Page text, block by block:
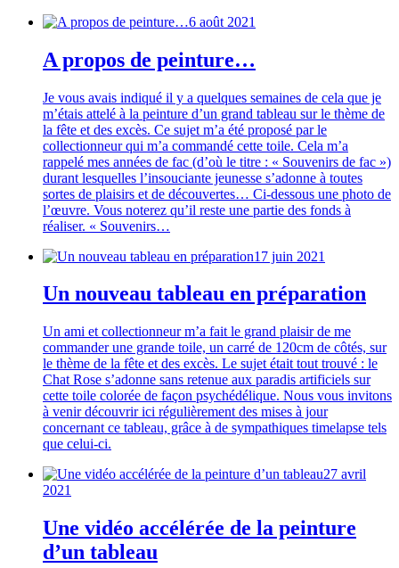
6 août 2021
A propos de peinture…
Je vous avais indiqué il y a quelques semaines de cela que je
m’étais attelé à la peinture d’un grand tableau sur le thème de
la fête et des excès. Ce sujet m’a été proposé par le
collectionneur qui m’a commandé cette toile. Cela m’a
rappelé mes années de fac (d’où le titre : « Souvenirs de fac »)
durant lesquelles l’insouciante jeunesse s’adonne à toutes
sortes de plaisirs et de découvertes… Ci-dessous une photo de
l’œuvre. Vous noterez qu’il reste une partie des fonds à
réaliser. « Souvenirs…
17 juin 2021
Un nouveau tableau en préparation
Un ami et collectionneur m’a fait le grand plaisir de me
commander une grande toile, un carré de 120cm de côtés, sur
le thème de la fête et des excès. Le sujet était tout trouvé : le
Chat Rose s’adonne sans retenue aux paradis artificiels sur
cette toile colorée de façon psychédélique. Nous vous invitons
à venir découvrir ici régulièrement des mises à jour
concernant ce tableau, grâce à de sympathiques timelapse tels
que celui-ci.
27 avril
2021
Une vidéo accélérée de la peinture
d’un tableau